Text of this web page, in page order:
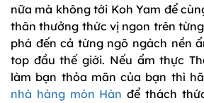
nữa mà không tới Koh Yam để
thân thưởng thức vị ngon trên
phá đến cả từng ngõ ngách nền
top đầu thế giới. Nếu ẩm thực
làm bạn thỏa mãn của bạn thì
nhà hàng món Hàn để thách